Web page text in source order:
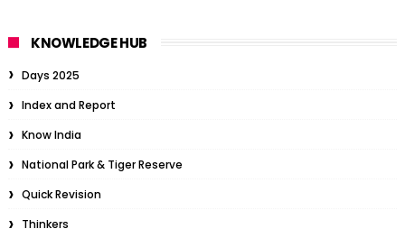
KNOWLEDGE HUB
Days 2025
Index and Report
Know India
National Park & Tiger Reserve
Quick Revision
Thinkers